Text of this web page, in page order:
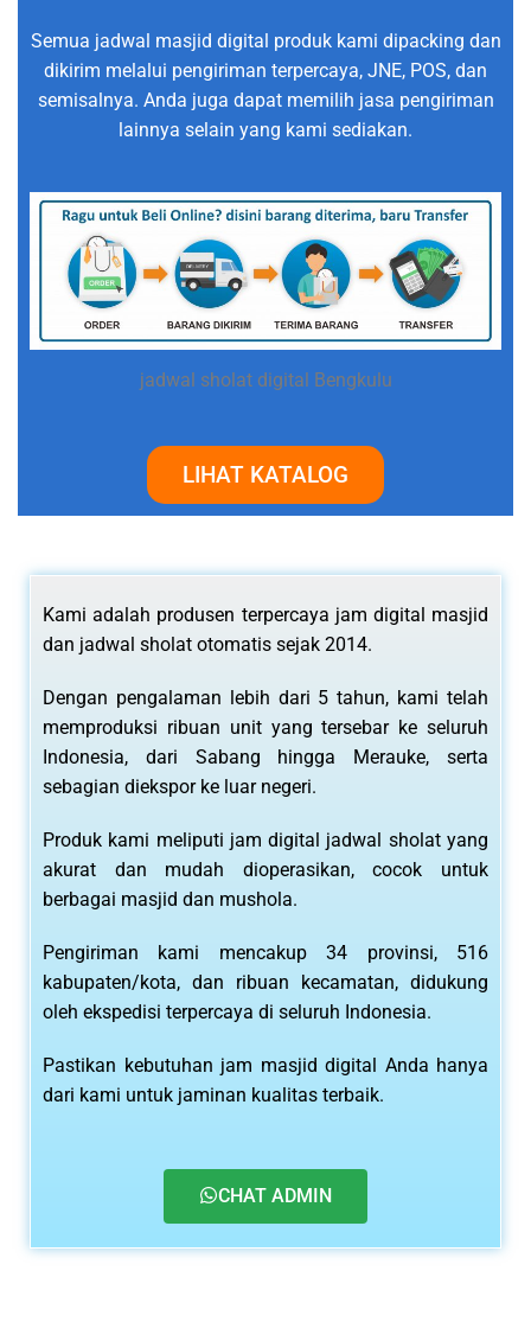
Semua jadwal masjid digital produk kami dipacking dan
dikirim melalui pengiriman terpercaya, JNE, POS, dan
semisalnya. Anda juga dapat memilih jasa pengiriman
lainnya selain yang kami sediakan.
jadwal sholat digital Bengkulu
LIHAT KATALOG
Kami adalah produsen terpercaya jam digital masjid
dan jadwal sholat otomatis sejak 2014.
Dengan pengalaman lebih dari 5 tahun, kami telah
memproduksi ribuan unit yang tersebar ke seluruh
Indonesia, dari Sabang hingga Merauke, serta
sebagian diekspor ke luar negeri.
Produk kami meliputi jam digital jadwal sholat yang
akurat dan mudah dioperasikan, cocok untuk
berbagai masjid dan mushola.
Pengiriman kami mencakup 34 provinsi, 516
kabupaten/kota, dan ribuan kecamatan, didukung
oleh ekspedisi terpercaya di seluruh Indonesia.
Pastikan kebutuhan jam masjid digital Anda hanya
dari kami untuk jaminan kualitas terbaik.
CHAT ADMIN